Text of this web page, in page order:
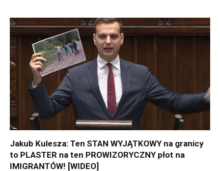
Jakub Kulesza: Ten STAN WYJĄTKOWY na granicy
to PLASTER na ten PROWIZORYCZNY płot na
IMIGRANTÓW! [WIDEO]